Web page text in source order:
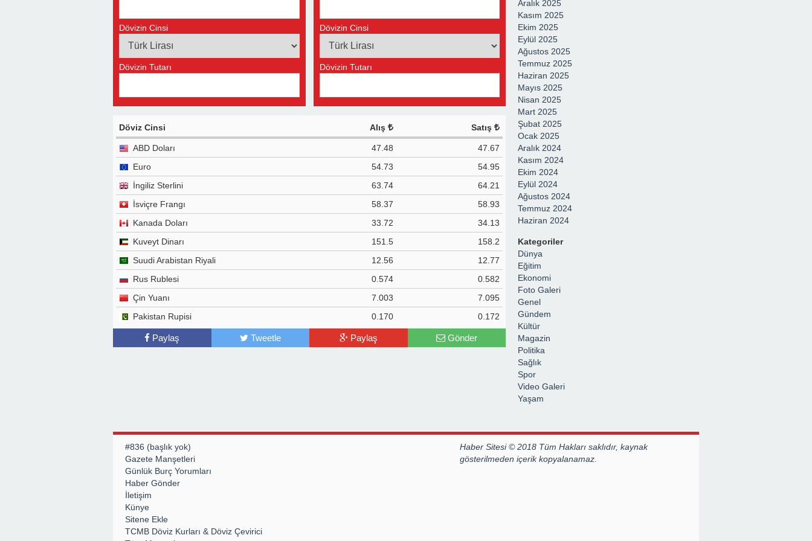
Dövizin Cinsi
Dövizin Tutarı
Dövizin Cinsi
Dövizin Tutarı
Döviz Cinsi Alış Satış
ABD Doları 47.48
47.67
Euro
54.73
54.95
İngiliz Sterlini
63.74
64.21
İsviçre Frangı
58.37
58.93
Kanada Doları
33.72
34.13
Kuveyt Dinarı
151.5
158.2
Suudi Arabistan Riyali
12.56
12.77
Rus Rublesi
0.574
0.582
Çin Yuanı
7.003
7.095
Pakistan Rupisi
0.170 0.172
Paylaş Tweetle Paylaş Gönder
Aralık 2025
Kasım 2025
Ekim 2025
Eylül 2025
Ağustos 2025
Temmuz 2025
Haziran 2025
Mayıs 2025
Nisan 2025
Mart 2025
Şubat 2025
Ocak 2025
Aralık 2024
Kasım 2024
Ekim 2024
Eylül 2024
Ağustos 2024
Temmuz 2024
Haziran 2024
Kategoriler
Dünya
Eğitim
Ekonomi
Foto Galeri
Genel
Gündem
Kültür
Magazin
Politika
Sağlık
Spor
Video Galeri
Yaşam
#836 (başlık yok)
Gazete Manşetleri
Günlük Burç Yorumları
Haber Gönder
İletişim
Künye
Sitene Ekle
TCMB Döviz Kurları & Döviz Çevirici
Haber Sitesi © 2018 Tüm Hakları saklıdır, kaynak
gösterilmeden içerik kopyalanamaz.